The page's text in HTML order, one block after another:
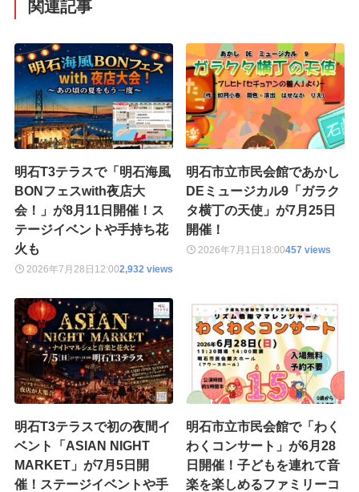
関連記事
明石T3テラスで「明石海風
BONフェスwith夜店大
会！」が8月11日開催！ス
テージイベントや手持ち花
火も
2026年7月28日 12:002,932 views
明石市立市民会館であかし
DEミュージカル9「ガラク
タ横丁の天使」が7月25日
開催！
2026年7月1日 18:00457 views
明石T3テラスで初の夜間イ
ベント「ASIAN NIGHT
MARKET」が7月5日開
催！ステージイベントや手
明石市立市民会館で「わく
わくコンサート」が6月28
日開催！子どもを連れて音
楽を楽しめるファミリーコ